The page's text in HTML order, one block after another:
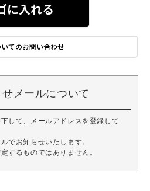
に入れる
てのお問い合わせ
メールについて
して、メールアドレスを登録して
でお知らせいたします。
するものではありません。